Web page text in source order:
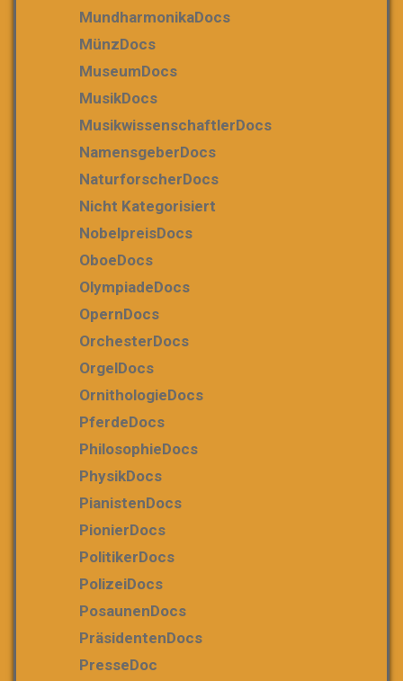
MundharmonikaDocs
MünzDocs
MuseumDocs
MusikDocs
MusikwissenschaftlerDocs
NamensgeberDocs
NaturforscherDocs
Nicht Kategorisiert
NobelpreisDocs
OboeDocs
OlympiadeDocs
OpernDocs
OrchesterDocs
OrgelDocs
OrnithologieDocs
PferdeDocs
PhilosophieDocs
PhysikDocs
PianistenDocs
PionierDocs
PolitikerDocs
PolizeiDocs
PosaunenDocs
PräsidentenDocs
PresseDoc